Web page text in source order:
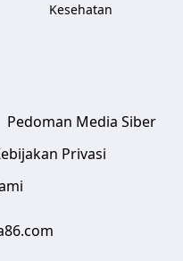
Kesehatan
Pedoman Media Siber
Privasi